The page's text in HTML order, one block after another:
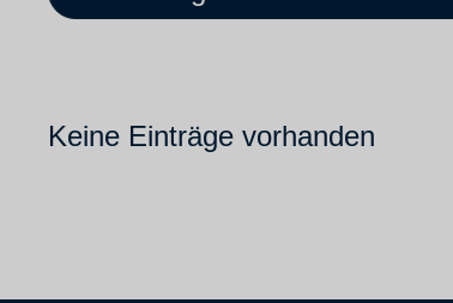
Keine Einträge vorhanden